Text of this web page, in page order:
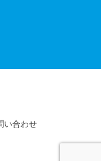
い合わせ